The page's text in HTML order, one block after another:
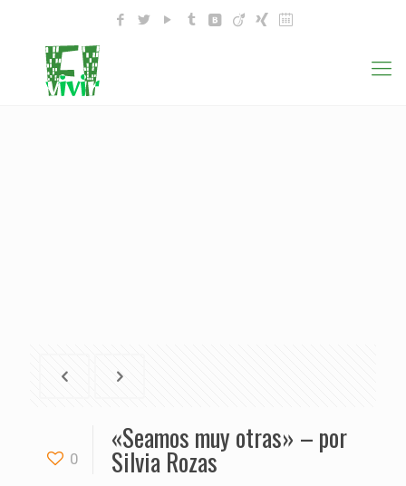
0
«Seamos muy otras» – por
Silvia Rozas